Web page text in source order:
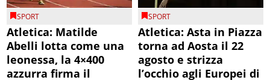
SPORT
Atletica: Matilde
Abelli lotta come una
leonessa, la 4×400
azzurra firma il
SPORT
Atletica: Asta in Piazza
torna ad Aosta il 22
agosto e strizza
l’occhio agli Europei di